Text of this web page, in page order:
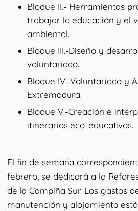
Bloque II.- Herramientas
trabajar la educación y el
ambiental.
Bloque III.-Diseño y
voluntariado.
Bloque IV.-Voluntariado y
Extremadura.
Bloque V.-Creación e
itinerarios eco-educativos.
El fin de semana
febrero, se dedicará a la
de la Campiña Sur. Los gastos
manutención y alojamiento